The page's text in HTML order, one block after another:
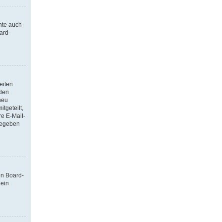
auch
E-Mail-
Board-